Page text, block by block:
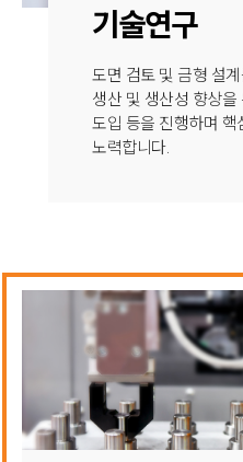
기술연구
도면 검토 및 금형 설
생산 및 생산성 향상을
도입 등을 진행하며 핵
노력합니다.